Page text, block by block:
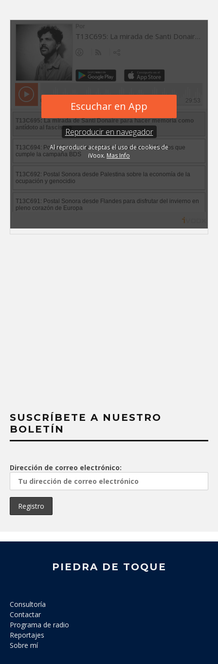
SUSCRÍBETE A NUESTRO
BOLETÍN
Dirección de correo electrónico:
PIEDRA DE TOQUE
Consultoría
Contactar
Programa de radio
Reportajes
Sobre mí